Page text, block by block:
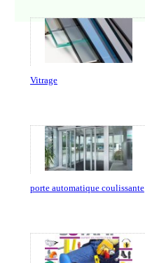
Vitrage
porte automatique coulissante